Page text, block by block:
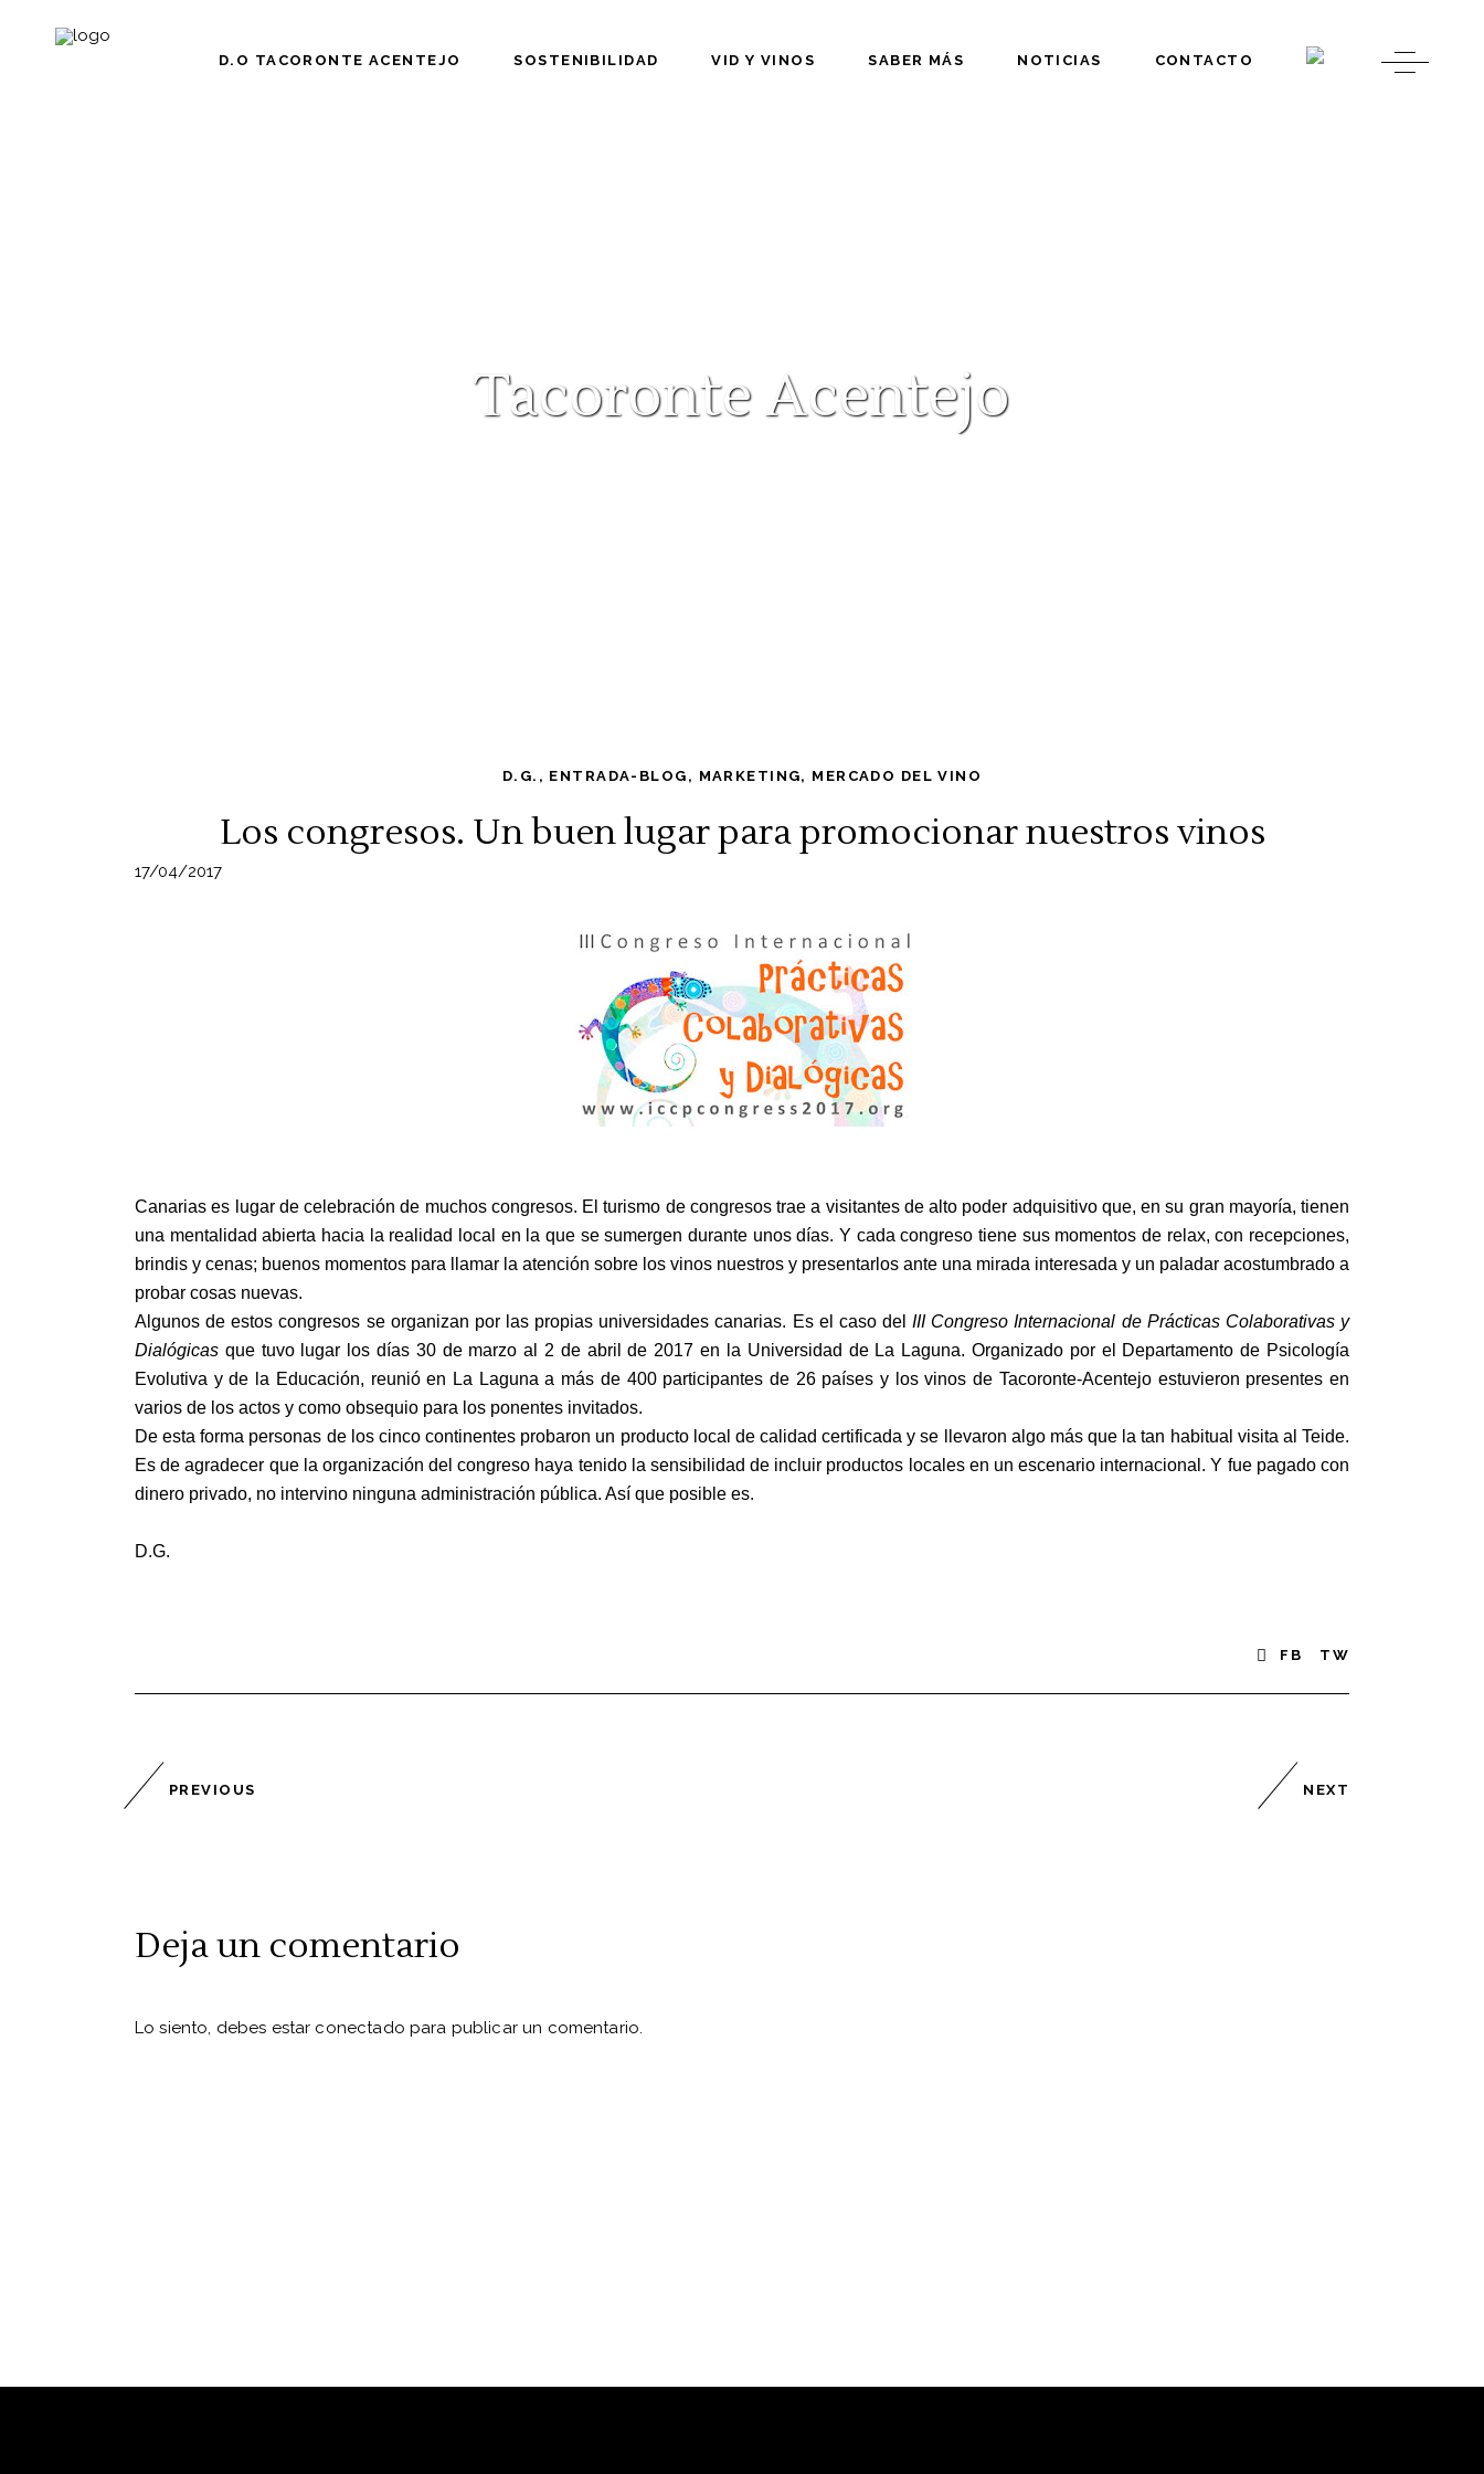
D.O TACORONTE ACENTEJO SOSTENIBILIDAD VID Y VINOS SABER MÁS NOTICIAS CONTACTO
Tacoronte Acentejo
D.G. , ENTRADA-BLOG , MARKETING, MERCADO DEL VINO
Los congresos. Un buen lugar para promocionar nuestros vinos
17/04/2017
Canarias es lugar de celebración de muchos congresos. El turismo de congresos trae a visitantes de alto poder adquisitivo que, en su gran mayoría, tienen
una mentalidad abierta hacia la realidad local en la que se sumergen durante unos días. Y cada congreso tiene sus momentos de relax, con recepciones,
brindis y cenas; buenos momentos para llamar la atención sobre los vinos nuestros y presentarlos ante una mirada interesada y un paladar acostumbrado a
probar cosas nuevas.
Algunos de estos congresos se organizan por las propias universidades canarias. Es el caso delIII Congreso Internacional de Prácticas Colaborativas y
Dialógicas que tuvo lugar los días 30 de marzo al 2 de abril de 2017 en la Universidad de La Laguna. Organizado por el Departamento de Psicología
Evolutiva y de la Educación, reunió en La Laguna a más de 400 participantes de 26 países y los vinos de Tacoronte-Acentejo estuvieron presentes en
varios de los actos y como obsequio para los ponentes invitados.
De esta forma personas de los cinco continentes probaron un producto local de calidad certificada y se llevaron algo más que la tan habitual visita al Teide.
Es de agradecer que la organización del congreso haya tenido la sensibilidad de incluir productos locales en un escenario internacional. Y fue pagado con
dinero privado, no intervino ninguna administración pública. Así que posible es.
D.G.
FB TW
PREVIOUS NEXT
Deja un comentario
Lo siento, debes estar conectado para publicar un comentario.